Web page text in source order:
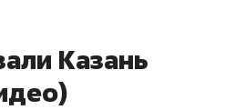
Казань